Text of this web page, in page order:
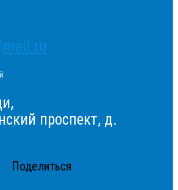
проспект, д.
Поделиться